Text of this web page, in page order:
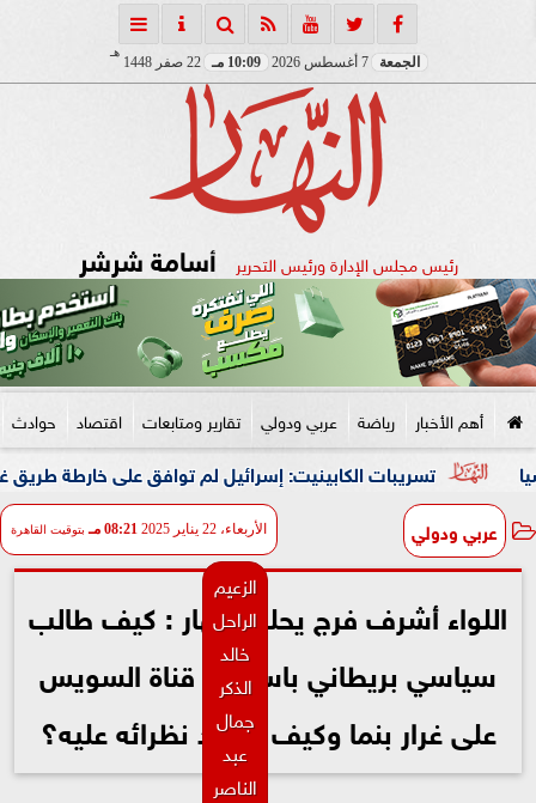
الجمعة 7 أغسطس 2026 10:09 مـ 22 صفر 1448
هـ
رئيس مجلس الإدارة ورئيس التحرير أسامة شرشر
أهم الأخبار رياضة عربي ودولي تقارير ومتابعات اقتصاد حوادث
تسريبات الكابينيت: إسرائيل لم توافق على خارطة طريق
عربي ودولي الأربعاء، 22 يناير 2025 08:21 مـ بتوقيت القاهرة
اللواء أشرف فرج يحلل للنهار : كيف طالب
سياسي بريطاني باسترداد قناة السويس
على غرار بنما وكيف جاء رد نظرائه عليه؟
الزعيم
الراحل
خالد
الذكر
جمال
عبد
الناصر